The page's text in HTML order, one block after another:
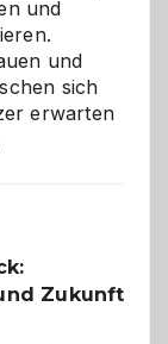
und
und
sich
erwarten
Zukunft